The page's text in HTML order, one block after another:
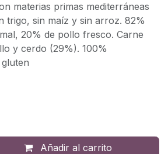
materias primas mediterráneas
trigo, sin maíz y sin arroz. 82%
20% de pollo fresco. Carne
y cerdo (29%). 100%
Añadir al carrito